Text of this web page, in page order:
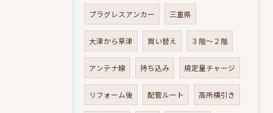
プラグレスアンカー 三重県
大津から草津 買い替え ３階～２階
アンテナ線 持ち込み 規定量チャージ
リフォーム後 配管ルート 高所横引き